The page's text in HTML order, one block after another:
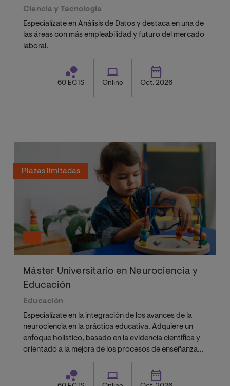
Ciencia y Tecnología
Especialízate en Análisis de Datos y destaca en una de
las áreas con más empleabilidad y futuro del mercado
laboral.
60 ECTS Online Oct. 2026
Plazas limitadas
Máster Universitario en Neurociencia y
Educación
Educación
Especialízate en la integración de los avances de la
neurociencia en la práctica educativa. Adquiere un
enfoque holístico, basado en la evidencia científica y
orientado a la mejora de los procesos de enseñanza-
aprendizaje en contextos diversos.